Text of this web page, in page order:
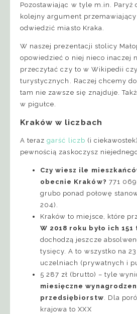
Pozostawiając w tyle m.in. Paryż
kolejny argument
odwiedzić miasto Kraka.
W naszej prezentacji stolicy
opowiedzieć o niej nieco inaczej
przeczytać czy to w Wikipedii
turystycznych. Raczej chcemy
tam nie zawsze się znajduje.
w pigułce.
Kraków w liczbach
A terazgarść liczb (i
pewnością zaskoczysz
Czy wiesz ile
obecnie Kraków? 771
grubo ponad połowę
204).
Kraków to miejsce, które
W 2018 roku było ich
dochodzą jeszcze
tysięcy. A to wszystko na
uczelniach (prywatnych i
5 287 zł (brutto) – tyle
miesięczne
przedsiębiorstw . Dla
krajowa to XXX